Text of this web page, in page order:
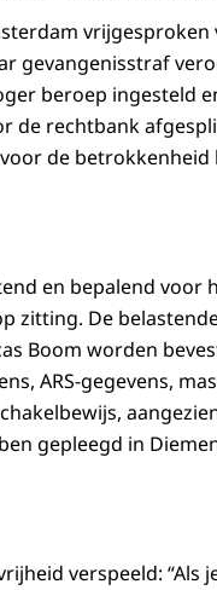
vrijgesproken
gevangenisstraf
beroep ingesteld
de rechtbank
de betrokkenheid
en bepalend voor
zitting. De
Boom worden
ARS-gegevens,
gepleegd in
verspeeld: “Als